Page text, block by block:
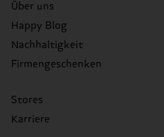
Über uns
Happy Blog
Nachhaltigkeit
Firmengeschenken
Stores
Karriere